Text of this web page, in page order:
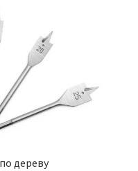
дереву